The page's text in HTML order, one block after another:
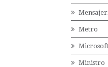
Metro
Microsoft
Ministro